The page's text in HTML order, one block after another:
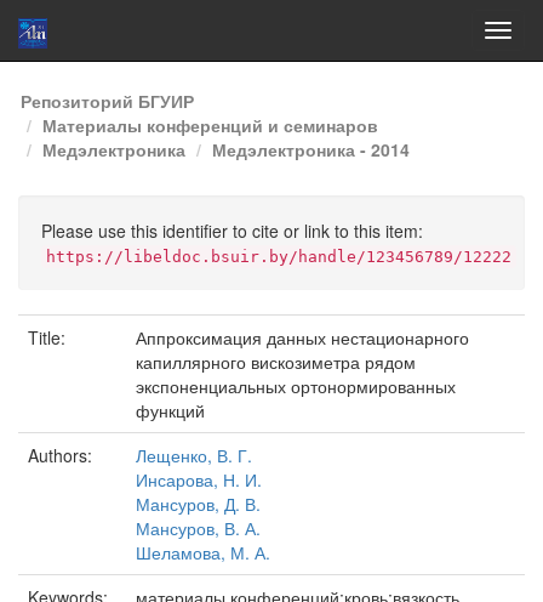
Skip
navigation
Репозиторий БГУИР
Материалы конференций и семинаров
Медэлектроника
Медэлектроника - 2014
Please use this identifier to cite or link to this item:
https://libeldoc.bsuir.by/handle/123456789/12222
Title:
Аппроксимация данных нестационарного
капиллярного вискозиметра рядом
экспоненциальных ортонормированных
функций
Authors:
Лещенко, В. Г.
Инсарова, Н. И.
Мансуров, Д. В.
Мансуров, В. А.
Шеламова, М. А.
Keywords:
материалы конференций;кровь;вязкость